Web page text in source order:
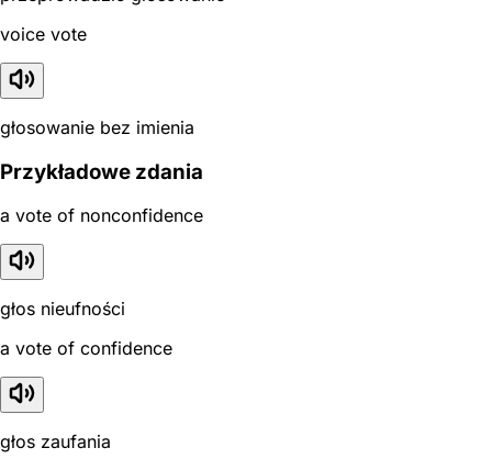
voice vote
głosowanie bez imienia
Przykładowe zdania
a vote of nonconfidence
głos nieufności
a vote of confidence
głos zaufania